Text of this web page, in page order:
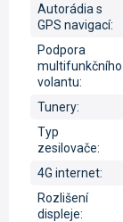
Autorádia s
GPS navigací:
Podpora
multifunkčního
volantu:
Tunery:
Typ
zesilovače:
4G internet:
Rozlišení
displeje: